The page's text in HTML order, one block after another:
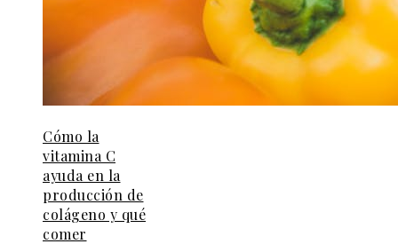
Cómo la
vitamina C
ayuda en la
producción de
colágeno y qué
comer